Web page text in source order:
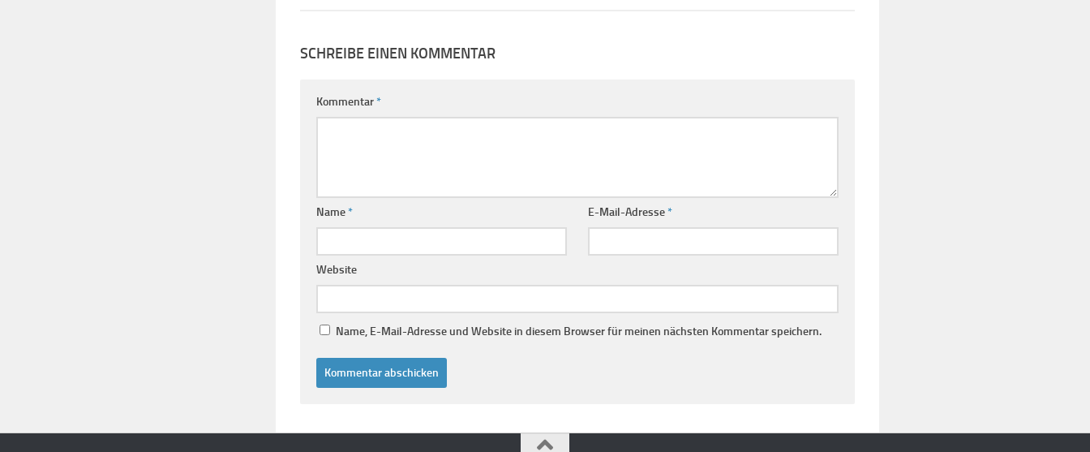
SCHREIBE EINEN KOMMENTAR
Kommentar*
Name* E-Mail-Adresse*
Website
Name, E-Mail-Adresse und Website in diesem Browser für meinen nächsten Kommentar speichern.